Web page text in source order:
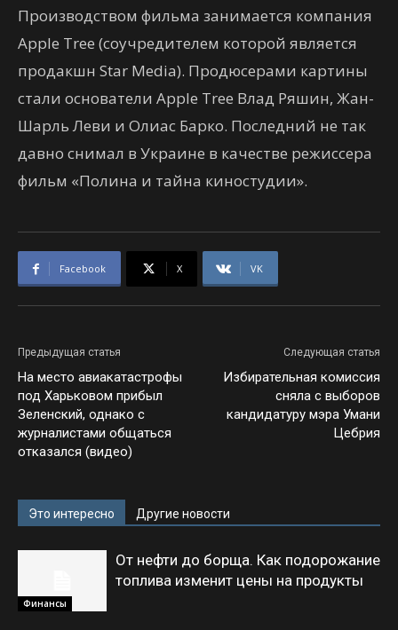
Производством фильма занимается компания
Apple Tree (соучредителем которой является
продакшн Star Media). Продюсерами картины
стали основатели Apple Tree Влад Ряшин, Жан-
Шарль Леви и Олиас Барко. Последний не так
давно снимал в Украине в качестве режиссера
фильм «Полина и тайна киностудии».
Facebook X VK
Предыдущая статья
На место авиакатастрофы
под Харьковом прибыл
Зеленский, однако с
журналистами общаться
отказался (видео)
Следующая статья
Избирательная комиссия
сняла с выборов
кандидатуру мэра Умани
Цебрия
Это интересно Другие новости
Финансы
От нефти до борща. Как подорожание
топлива изменит цены на продукты